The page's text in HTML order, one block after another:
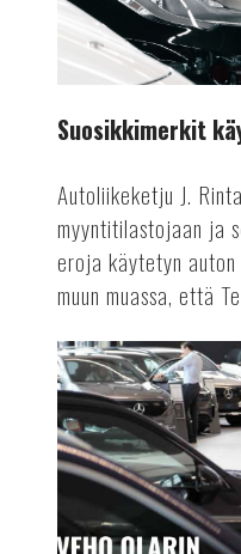
Suosikkimerkit
Autoliikeketju J.
myyntitilastojaan ja
eroja käytetyn auton
muun muassa, että
Suomen
Autolehti
2/24
ilmestyy